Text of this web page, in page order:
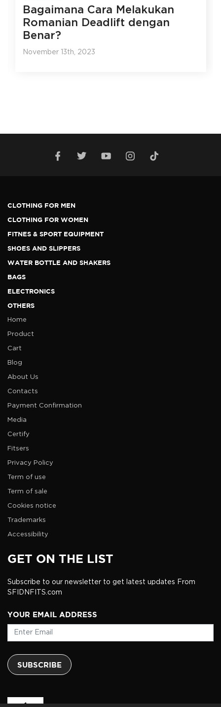
Bagaimana Cara Melakukan
Romanian Deadlift dengan
Benar?
November 13th, 2023
CLOTHING FOR MEN
CLOTHING FOR WOMEN
FITNES & SPORT EQUIPMENT
SHOES AND SLIPPERS
WATER BOTTLE AND SHAKERS
BAGS
ELECTRONICS
OTHERS
Home
Product
Cart
Blog
About Us
Contacts
Payment Confirmation
Media
Certify
Fitsers
Privacy Policy
Term of use
Term of sale
Cookies notice
Trademarks
Accessibility
GET ON THE LIST
Subscribe to our newsletter to get latest updates From
SFIDNFITS.com
YOUR EMAIL ADDRESS
SUBSCRIBE